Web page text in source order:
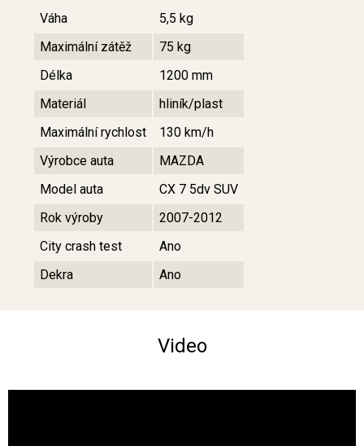
Váha
5,5 kg
Maximální zátěž
75 kg
Délka
1200 mm
Materiál
hliník/plast
Maximální rychlost
130 km/h
Výrobce auta
MAZDA
Model auta
CX 7 5dv SUV
Rok výroby
2007-2012
City crash test
Ano
Dekra
Ano
Video